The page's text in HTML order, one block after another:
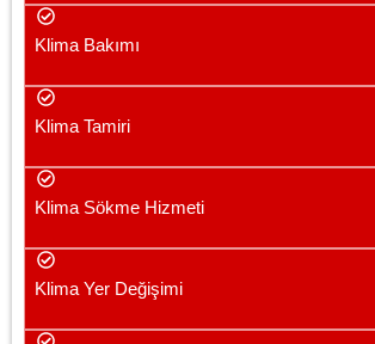
Klima Bakımı
Klima Tamiri
Klima Sökme Hizmeti
Klima Yer Değişimi